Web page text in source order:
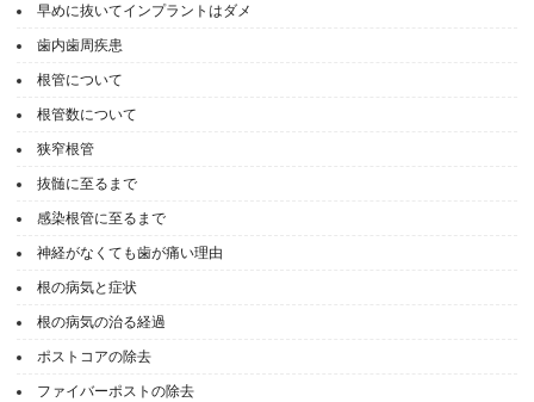
早めに抜いてインプラントはダメ
歯内歯周疾患
根管について
根管数について
狭窄根管
抜髄に至るまで
感染根管に至るまで
神経がなくても歯が痛い理由
根の病気と症状
根の病気の治る経過
ポストコアの除去
ファイバーポストの除去